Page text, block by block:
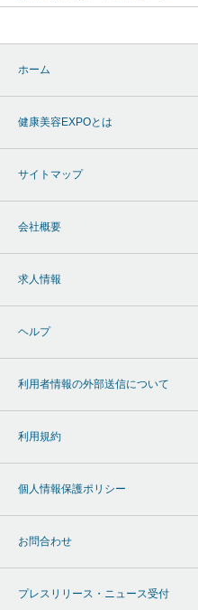
ホーム
健康美容EXPOとは
サイトマップ
会社概要
求人情報
ヘルプ
利用者情報の外部送信について
利用規約
個人情報保護ポリシー
お問合わせ
プレスリリース・ニュース受付